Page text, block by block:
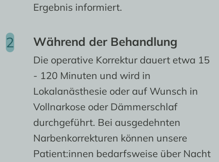
Ergebnis informiert.
Während der Behandlung
Die operative Korrektur dauert etwa 15
- 120 Minuten und wird in
Lokalanästhesie oder auf Wunsch in
Vollnarkose oder Dämmerschlaf
durchgeführt. Bei ausgedehnten
Narbenkorrekturen können unsere
Patient:innen bedarfsweise über Nacht